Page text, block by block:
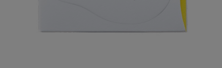
定期購入